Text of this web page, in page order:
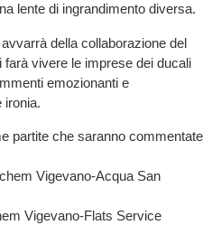
lente di ingrandimento diversa.
della collaborazione del
farà vivere le imprese dei ducali
emozionanti e
ironia.
partite che saranno commentate
Vigevano-Acqua San
Vigevano-Flats Service